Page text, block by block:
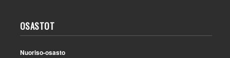
OSASTOT
Nuoriso-osasto